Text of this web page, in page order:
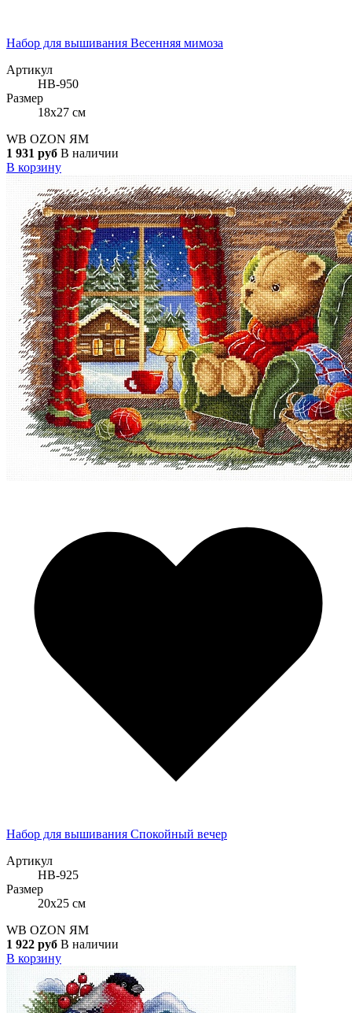
Набор для вышивания Весенняя мимоза
Артикул
НВ-950
Размер
18x27 см
WB OZON ЯМ
1 931 руб В наличии
В корзину
Набор для вышивания Спокойный вечер
Артикул
НВ-925
Размер
20x25 см
WB OZON ЯМ
1 922 руб В наличии
В корзину